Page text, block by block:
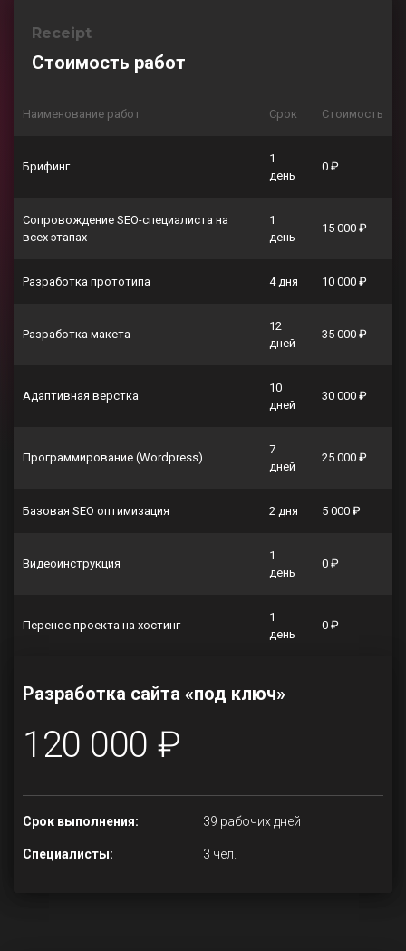
Receipt
Стоимость работ
Наименование работ Срок Стоимость
Брифинг
1
день
0 ₽
Сопровождение SEO-специалиста на
всех этапах
1
день
15 000 ₽
Разработка прототипа 4 дня 10 000 ₽
Разработка макета
12
дней
35 000 ₽
Адаптивная верстка
10
дней
30 000 ₽
Программирование (Wordpress)
7
дней
25 000 ₽
Базовая SEO оптимизация 2 дня 5 000 ₽
Видеоинструкция
1
день
0 ₽
Перенос проекта на хостинг
1
день
0 ₽
Разработка сайта «под ключ»
120 000 ₽
Срок выполнения: 39 рабочих дней
Специалисты: 3 чел.